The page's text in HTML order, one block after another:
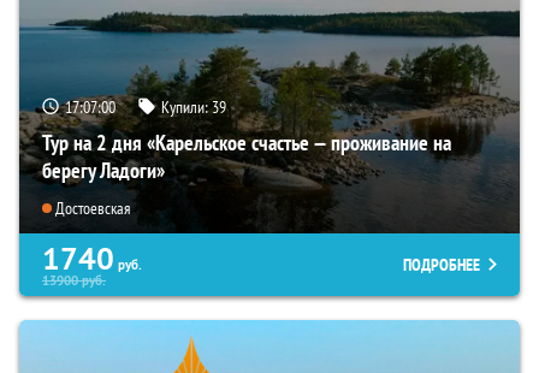
17:06:59 Купили:39
Тур на 2 дня «Карельское счастье — проживание на
берегу Ладоги»
Достоевская
1740 руб.
13900руб.
ПОДРОБНЕЕ